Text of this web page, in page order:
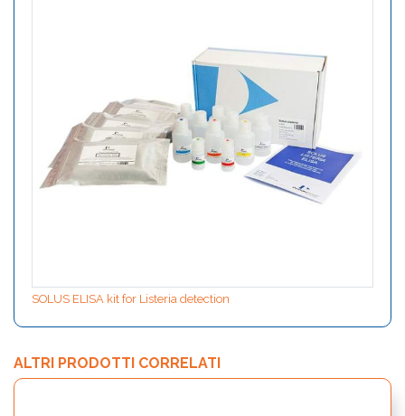
SOLUS ELISA kit for Listeria detection
ALTRI PRODOTTI CORRELATI